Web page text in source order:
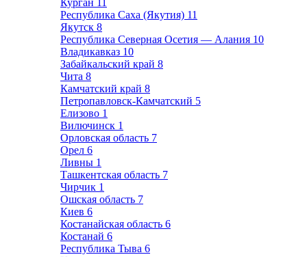
Курган 11
Республика Саха (Якутия) 11
Якутск 8
Республика Северная Осетия — Алания 10
Владикавказ 10
Забайкальский край 8
Чита 8
Камчатский край 8
Петропавловск-Камчатский 5
Елизово 1
Вилючинск 1
Орловская область 7
Орел 6
Ливны 1
Ташкентская область 7
Чирчик 1
Ошская область 7
Киев 6
Костанайская область 6
Костанай 6
Республика Тыва 6